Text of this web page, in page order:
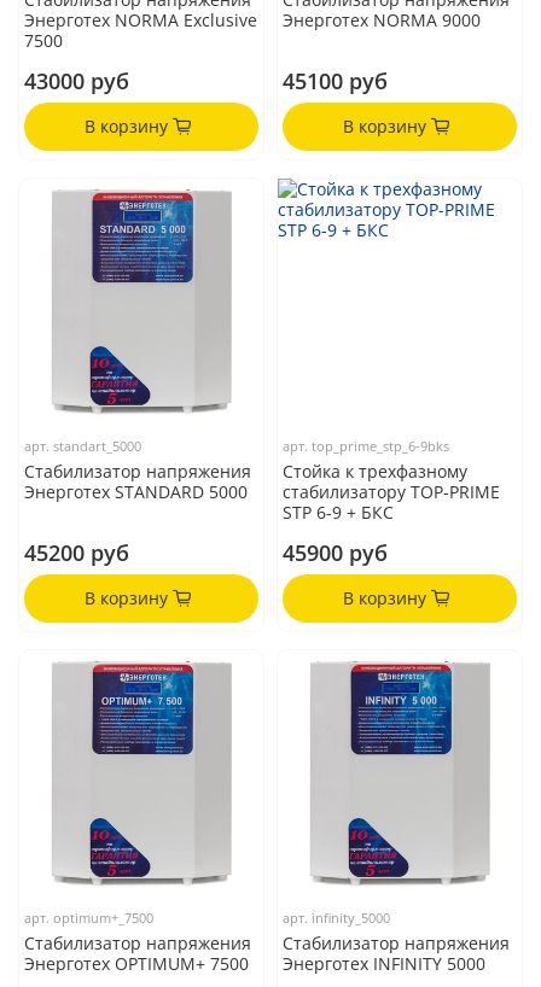
Энерготех NORMA Exclusive
7500
43000 руб
В корзину
Энерготех NORMA 9000
45100 руб
В корзину
арт.standart_5000
Стабилизатор напряжения
Энерготех STANDARD 5000
45200 руб
В корзину
арт.top_prime_stp_6-9bks
Стойка к трехфазному
стабилизатору TOP-PRIME
STP 6-9 + БКС
45900 руб
В корзину
арт.optimum+_7500
Стабилизатор напряжения
Энерготех OPTIMUM+ 7500
арт. infinity_5000
Стабилизатор напряжения
Энерготех INFINITY 5000